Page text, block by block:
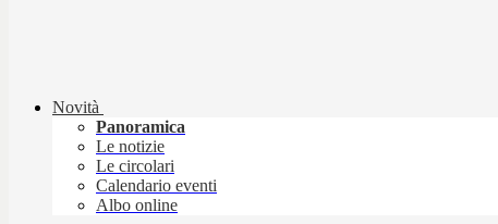
Novità
Panoramica
Le notizie
Le circolari
Calendario eventi
Albo online